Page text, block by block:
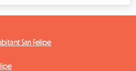
San Felipe